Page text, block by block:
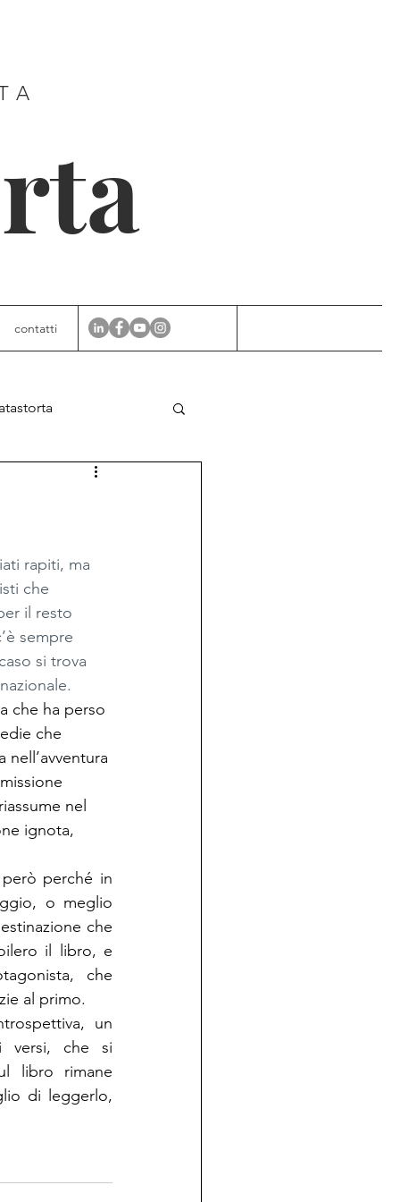
contatti
rapiti, ma
che
il resto
sempre
si trova
che ha perso
che
nell’avventura
nel
ignota,
perché in
o meglio
che
il libro, e
che
al primo.
un
versi, che si
libro rimane
di leggerlo,